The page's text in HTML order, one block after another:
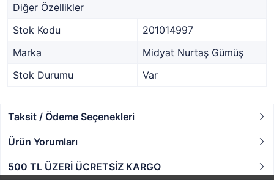
Diğer Özellikler
Stok Kodu
201014997
Marka
Midyat Nurtaş Gümüş
Stok Durumu
Var
Taksit / Ödeme Seçenekleri
Ürün Yorumları
500 TL ÜZERİ ÜCRETSİZ KARGO